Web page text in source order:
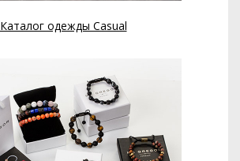
Каталог одежды Casual